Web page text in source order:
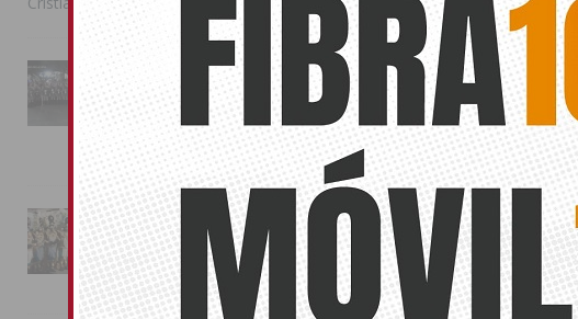
La Entrada Cristiana llena de
esplendor las calles de
Almoradí en una multitudinaria
jornada festera
02/08/2026
La magia de la Entrada Mora
conquista las calles de
Almoradí
01/08/2026